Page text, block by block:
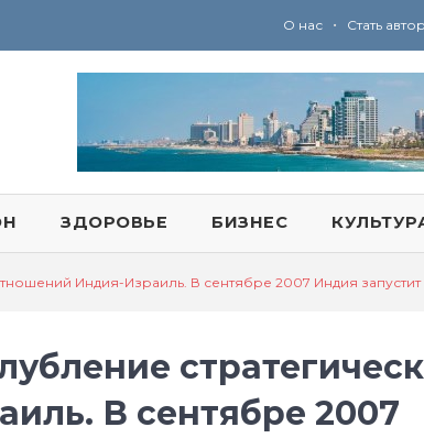
Ю
ридические услуги адвокатской коллегии «Эли Гервиц»: полное сопровождение на всех этапах
О нас • Стать
ЗДОРОВЬЕ БИЗНЕС
Индия-Израиль. В сентябре 2007 Индия
В сентябре 2007